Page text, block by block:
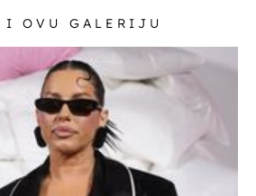
I OVU GALERIJU